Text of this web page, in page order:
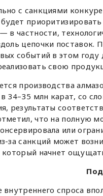
с санкциями
в частности,
цепочки поставок.
событий в этом году
свою
производства
34–35 млн карат, со
результаты
что на полную
или
за санкций может
который начнет
внутреннего спроса